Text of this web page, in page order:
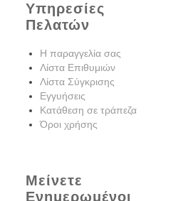
Υπηρεσίες
Πελατών
Η παραγγελία σας
Λίστα Επιθυμιών
Λίστα Σύγκρισης
Εγγυήσεις
Κατάθεση σε τράπεζα
Όροι χρήσης
Μείνετε
Ενημερωμένοι